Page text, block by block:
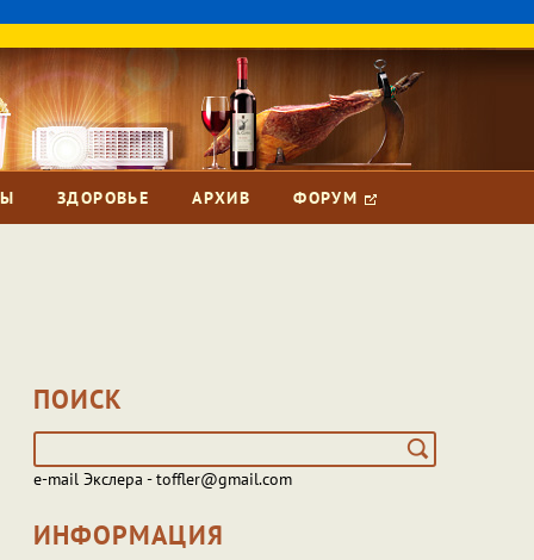
ЗДОРОВЬЕ АРХИВ ФОРУМ
ПОИСК
e-mail Экслера - toffler@gmail.com
ИНФОРМАЦИЯ